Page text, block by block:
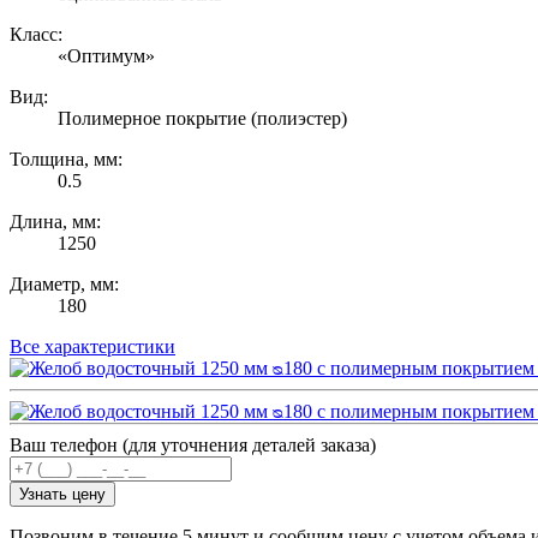
Класс:
«Оптимум»
Вид:
Полимерное покрытие (полиэстер)
Толщина, мм:
0.5
Длина, мм:
1250
Диаметр, мм:
180
Все характеристики
Ваш телефон (для уточнения деталей заказа)
Узнать цену